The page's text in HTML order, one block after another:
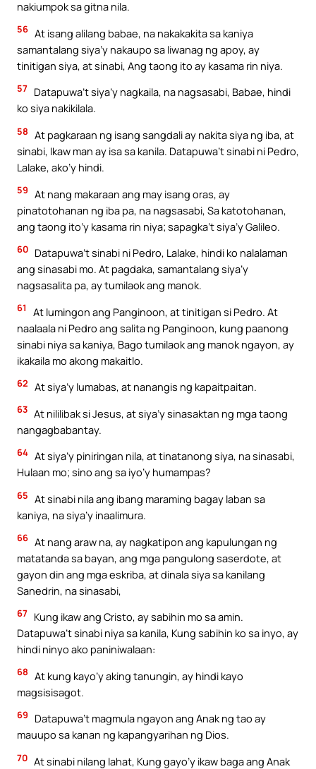
nakiumpok sa gitna nila.
56 At isang alilang babae, na nakakakita sa kaniya
samantalang siya’y nakaupo sa liwanag ng apoy, ay
tinitigan siya, at sinabi, Ang taong ito ay kasama rin niya.
57 Datapuwa’t siya’y nagkaila, na nagsasabi, Babae, hindi
ko siya nakikilala.
58 At pagkaraan ng isang sangdali ay nakita siya ng iba, at
sinabi, Ikaw man ay isa sa kanila. Datapuwa’t sinabi ni Pedro,
Lalake, ako’y hindi.
59 At nang makaraan ang may isang oras, ay
pinatotohanan ng iba pa, na nagsasabi, Sa katotohanan,
ang taong ito’y kasama rin niya; sapagka’t siya’y Galileo.
60 Datapuwa’t sinabi ni Pedro, Lalake, hindi ko nalalaman
ang sinasabi mo. At pagdaka, samantalang siya’y
nagsasalita pa, ay tumilaok ang manok.
61
At lumingon ang Panginoon, at tinitigan si Pedro. At
naalaala ni Pedro ang salita ng Panginoon, kung paanong
sinabi niya sa kaniya, Bago tumilaok ang manok ngayon, ay
ikakaila mo akong makaitlo.
62 At siya’y lumabas, at nanangis ng kapaitpaitan.
63 At nililibak si Jesus, at siya’y sinasaktan ng mga taong
nangagbabantay.
64 At siya’y piniringan nila, at tinatanong siya, na sinasabi,
Hulaan mo; sino ang sa iyo’y humampas?
65 At sinabi nila ang ibang maraming bagay laban sa
kaniya, na siya’y inaalimura.
66 At nang araw na, ay nagkatipon ang kapulungan ng
matatanda sa bayan, ang mga pangulong saserdote, at
gayon din ang mga eskriba, at dinala siya sa kanilang
Sanedrin, na sinasabi,
67 Kung ikaw ang Cristo, ay sabihin mo sa amin.
Datapuwa’t sinabi niya sa kanila, Kung sabihin ko sa inyo, ay
hindi ninyo ako paniniwalaan:
68 At kung kayo’y aking tanungin, ay hindi kayo
magsisisagot.
69
Datapuwa’t magmula ngayon ang Anak ng tao ay
mauupo sa kanan ng kapangyarihan ng Dios.
70 At sinabi nilang lahat, Kung gayo’y ikaw baga ang Anak